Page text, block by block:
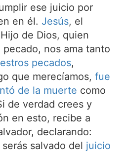
ese juicio por
en él. Jesús, el
de Dios, quien
nos ama tanto
pecados,
que merecíamos, fue
de la muerte como
de verdad crees y
en esto, recibe a
declarando:
serás salvado del juicio